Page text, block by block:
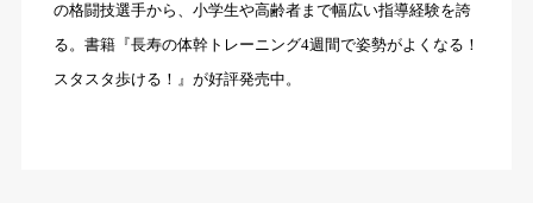
の格闘技選手から、小学生や高齢者まで幅広い指導経験を誇
る。書籍『長寿の体幹トレーニング4週間で姿勢がよくなる！
スタスタ歩ける！』が好評発売中。